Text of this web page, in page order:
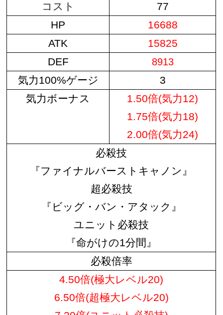
コスト
77
HP
16688
ATK
15825
DEF
8913
気力100%ゲージ
3
気力ボーナス
1.50倍(気力12)
1.75倍(気力18)
2.00倍(気力24)
必殺技
『ファイナルバーストキャノン』
超必殺技
『ビッグ・バン・アタック』
ユニット必殺技
『命がけの1分間』
必殺倍率
4.50倍(極大レベル20)
6.50倍(超極大レベル20)